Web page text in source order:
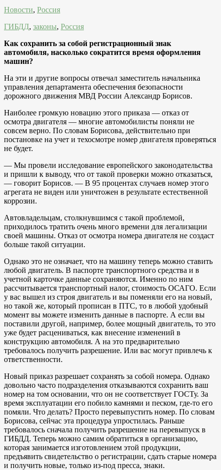
Новости, Россия
ГИБДД, законы, Россия
Как сохранить за собой регистрационный знак
автомобиля, насколько сократится время оформления
машин?
На эти и другие вопросы отвечал заместитель начальника
управления департамента обеспечения безопасности
дорожного движения МВД России Александр Борисов.
Наиболее громкую новацию этого приказа — отказ от
осмотра двигателя — многие автомобилисты поняли не
совсем верно. По словам Борисова, действительно при
постановке на учет и техосмотре номер двигателя проверяться
не будет.
— Мы провели исследование европейского законодательства
и пришли к выводу, что от такой проверки можно отказаться,
— говорит Борисов. — В 95 процентах случаев номер этого
агрегата не виден или уничтожен в результате естественной
коррозии.
Автовладельцам, столкнувшимся с такой проблемой,
приходилось тратить очень много времени для легализации
своей машины. Отказ от осмотра номера двигателя не создаст
больше такой ситуации.
Однако это не означает, что на машину теперь можно ставить
любой двигатель. В паспорте транспортного средства и в
учетной карточке данные сохраняются. Именно по ним
рассчитывается транспортный налог, стоимость ОСАГО. Если
у вас вышел из строя двигатель и вы поменяли его на новый,
но такой же, который прописан в ПТС, то в любой удобный
момент вы можете изменить данные в паспорте. А если вы
поставили другой, например, более мощный двигатель, то это
уже будет расцениваться, как внесение изменений в
конструкцию автомобиля. А на это предварительно
требовалось получить разрешение. Или вас могут привлечь к
ответственности.
Новый приказ разрешает сохранять за собой номера. Однако
довольно часто подразделения отказываются сохранить ваш
номер на том основании, что он не соответствует ГОСТу. За
время эксплуатации его побило камнями и песком, где-то его
помяли. Что делать? Просто перевыпустить номер. По словам
Борисова, сейчас эта процедура упростилась. Раньше
требовалось сначала получить разрешение на перевыпуск в
ГИБДД. Теперь можно самим обратиться в организацию,
которая занимается изготовлением этой продукции,
предъявить свидетельство о регистрации, сдать старые номера
и получить новые, только из-под пресса, знаки.